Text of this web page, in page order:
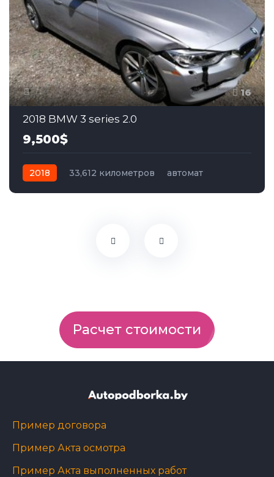
16
2018 BMW 3 series 2.0
9,500$
2018 33,612 километров
автомат
Расчет стоимости
Пример договора
Пример Акта осмотра
Пример Акта выполненных работ